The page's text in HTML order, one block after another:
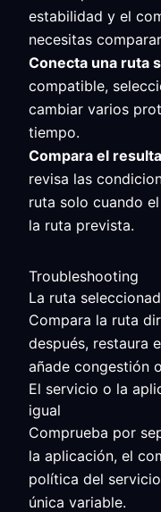
estabilidad y el
necesitas
Conecta una ruta
compatible,
cambiar varios
tiempo.
Compara el
revisa las
ruta solo cuando
la ruta prevista.
Troubleshooting
La ruta
Compara la ruta
después, restaura
añade congestión
El servicio o la
igual
Comprueba por
la aplicación, el
política del
única variable.